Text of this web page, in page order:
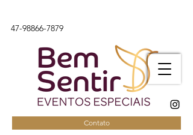
47-98866-7879
Contato